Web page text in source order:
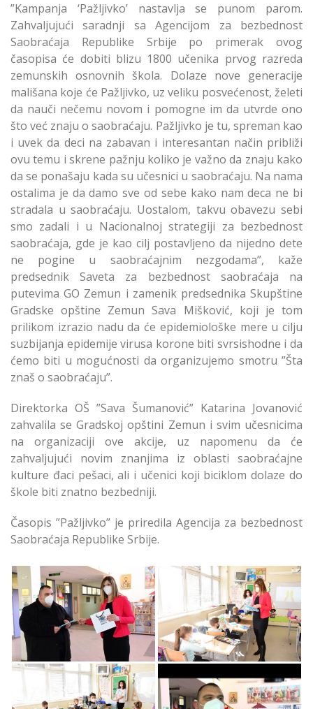
”Kampanja ‘Pažljivko’ nastavlja se punom parom.
Zahvaljujući saradnji sa Agencijom za bezbednost
Saobraćaja Republike Srbije po primerak ovog
časopisa će dobiti blizu 1800 učenika prvog razreda
zemunskih osnovnih škola. Dolaze nove generacije
mališana koje će Pažljivko, uz veliku posvećenost, želeti
da nauči nečemu novom i pomogne im da utvrde ono
što već znaju o saobraćaju. Pažljivko je tu, spreman kao
i uvek da deci na zabavan i interesantan način približi
ovu temu i skrene pažnju koliko je važno da znaju kako
da se ponašaju kada su učesnici u saobraćaju. Na nama
ostalima je da damo sve od sebe kako nam deca ne bi
stradala u saobraćaju. Uostalom, takvu obavezu sebi
smo zadali i u Nacionalnoj strategiji za bezbednost
saobraćaja, gde je kao cilj postavljeno da nijedno dete
ne pogine u saobraćajnim nezgodama”, kaže
predsednik Saveta za bezbednost saobraćaja na
putevima GO Zemun i zamenik predsednika Skupštine
Gradske opštine Zemun Sava Mišković, koji je tom
prilikom izrazio nadu da će epidemiološke mere u cilju
suzbijanja epidemije virusa korone biti svrsishodne i da
ćemo biti u mogućnosti da organizujemo smotru ”Šta
znaš o saobraćaju”.
Direktorka OŠ ”Sava Šumanović” Katarina Jovanović
zahvalila se Gradskoj opštini Zemun i svim učesnicima
na organizaciji ove akcije, uz napomenu da će
zahvaljujući novim znanjima iz oblasti saobraćajne
kulture đaci pešaci, ali i učenici koji biciklom dolaze do
škole biti znatno bezbedniji.
Časopis ”Pažljivko” je priredila Agencija za bezbednost
Saobraćaja Republike Srbije.
Časopis Pažljivko za
Zemunske Osnovne
Škole
Časopis Pažljivko za
Zemunske Osnovne
Škole
Časopis Pažljivko za
Časopis Pažljivko za